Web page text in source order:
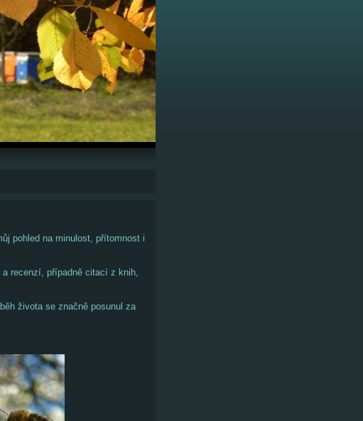
pohled na minulost, přítomnost i
recenzí, případně citací z knih,
života se značně posunul za